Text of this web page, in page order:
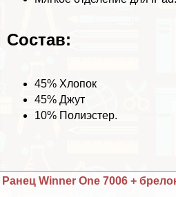
Состав:
45% Хлопок
45% Джут
10% Полиэстер.
Ранец Winner One 7006 +